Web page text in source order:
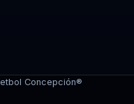
Concepción®